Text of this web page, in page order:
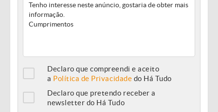
Declaro que compreendi e aceito
a Política de Privacidade do Há Tudo
Declaro que pretendo receber a
newsletter do Há Tudo